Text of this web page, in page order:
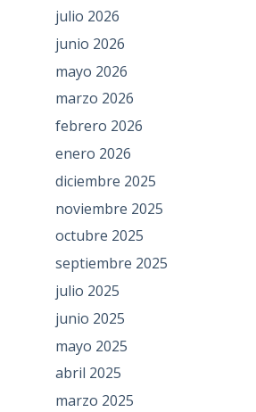
julio 2026
junio 2026
mayo 2026
marzo 2026
febrero 2026
enero 2026
diciembre 2025
noviembre 2025
octubre 2025
septiembre 2025
julio 2025
junio 2025
mayo 2025
abril 2025
marzo 2025